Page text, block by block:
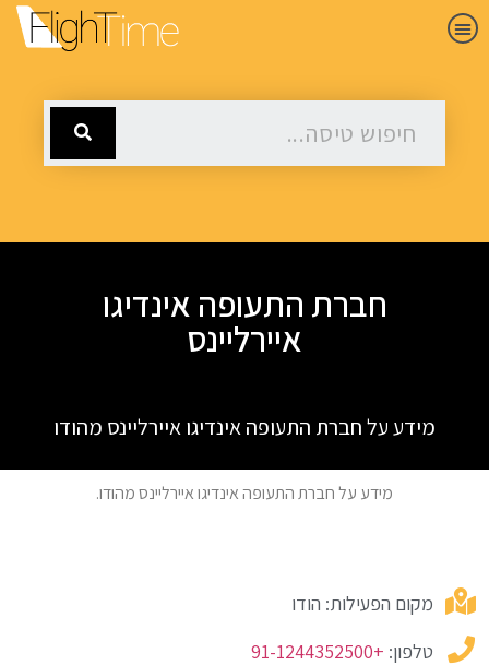
חברת התעופה אינדיגו
איירליינס
מידע על חברת התעופה אינדיגו איירליינס מהודו
מידע על חברת התעופה אינדיגו איירליינס מהודו.
מקום הפעילות: הודו
טלפון: +91-1244352500